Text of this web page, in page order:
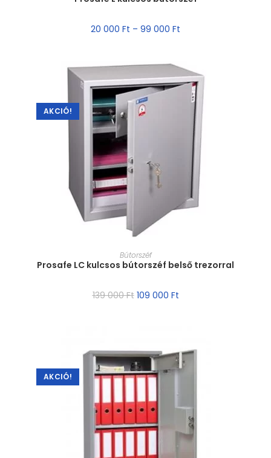
20 000 Ft – 99 000 Ft
AKCIÓ!
MÉRET VÁLASZTÁSA
Bútorszéf
Prosafe LC kulcsos bútorszéf belső trezorral
139 000Ft 109 000 Ft
AKCIÓ!